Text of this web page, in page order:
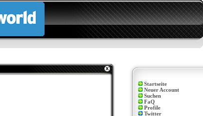
Startseite
Neuer Account
Suchen
FaQ
Profile
Twitter